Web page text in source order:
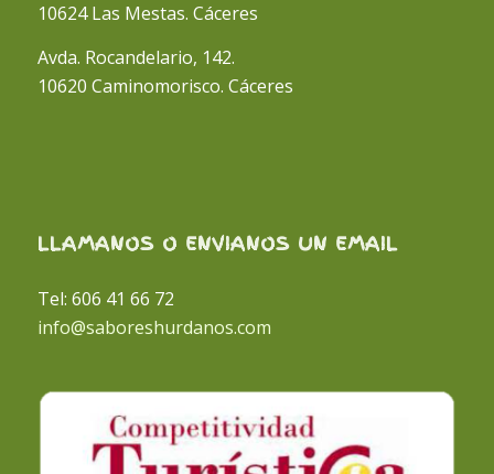
10624 Las Mestas. Cáceres
Avda. Rocandelario, 142.
10620 Caminomorisco. Cáceres
LLAMANOS O ENVIANOS UN EMAIL
Tel: 606 41 66 72
info@saboreshurdanos.com